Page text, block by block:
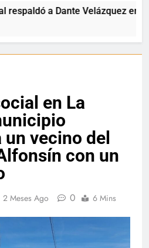
a Dante Velázquez en el
en La
vecino del
con un
2 Meses Ago 0 6 Mins